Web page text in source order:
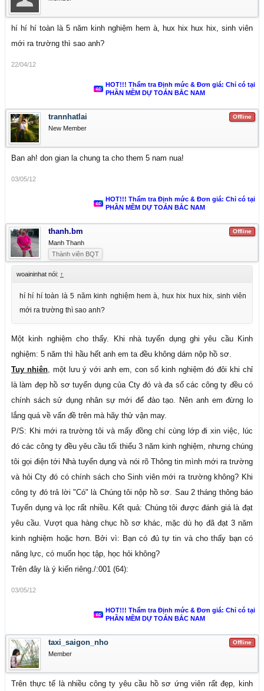
hí hí hí toàn là 5 năm kinh nghiệm hem à, hux hix hux hix, sinh viên
mới ra trường thì sao anh?
22/04/12
HOT!!! Thẩm tra Định mức & Đơn giá: Chỉ có tại
PHẦN MỀM DỰ TOÁN BẮC NAM
Offline
trannhatlai
New Member
Ban ah! don gian la chung ta cho them 5 nam nua!
03/05/12
HOT!!! Thẩm tra Định mức & Đơn giá: Chỉ có tại
PHẦN MỀM DỰ TOÁN BẮC NAM
Offline
thanh.bm
Manh Thanh
Thành viên BQT
woaininhat nói: ↑
hí hí hí toàn là 5 năm kinh nghiệm hem à, hux hix hux hix, sinh viên
mới ra trường thì sao anh?
Một kinh nghiệm cho thấy. Khi nhà tuyển dụng ghi yêu cầu Kinh
nghiệm: 5 năm thì hầu hết anh em ta đều không dám nộp hồ sơ.
Tuy nhiên, một lưu ý với anh em, con số kinh nghiệm đó đôi khi chỉ
là làm đẹp hồ sơ tuyển dụng của Cty đó và đa số các công ty đều có
chính sách sử dụng nhân sự mới để đào tạo. Nên anh em đừng lo
lắng quá về vấn đề trên mà hãy thử vận may.
P/S: Khi mới ra trường tôi và mấy đồng chí cùng lớp đi xin việc, lúc
đó các công ty đều yêu cầu tối thiểu 3 năm kinh nghiệm, nhưng chúng
tôi gọi điện tới Nhà tuyển dụng và nói rõ Thông tin mình mới ra trường
và hỏi Cty đó có chính sách cho Sinh viên mới ra trường không? Khi
công ty đó trả lời "Có" là Chúng tôi nộp hồ sơ. Sau 2 tháng thông báo
Tuyển dụng và lọc rất nhiều. Kết quả: Chúng tôi được đánh giá là đạt
yêu cầu. Vượt qua hàng chục hồ sơ khác, mặc dù họ đã đạt 3 năm
kinh nghiệm hoặc hơn. Bởi vì: Bạn có đủ tự tin và cho thấy bạn có
năng lực, có muốn học tập, học hỏi không?
Trên đây là ý kiến riêng./:001 (64):
03/05/12
HOT!!! Thẩm tra Định mức & Đơn giá: Chỉ có tại
PHẦN MỀM DỰ TOÁN BẮC NAM
Offline
taxi_saigon_nho
Member
Trên thực tế là nhiều công ty yêu cầu hồ sơ ứng viên rất đẹp, kinh